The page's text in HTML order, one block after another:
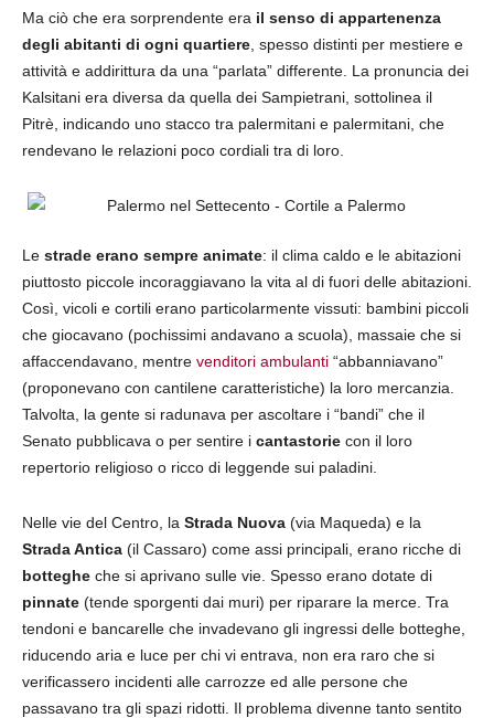
Ma ciò che era sorprendente era il senso di appartenenza
degli abitanti di ogni quartiere , spesso distinti per mestiere e
attività e addirittura da una “parlata” differente. La pronuncia dei
Kalsitani era diversa da quella dei Sampietrani, sottolinea il
Pitrè, indicando uno stacco tra palermitani e palermitani, che
rendevano le relazioni poco cordiali tra di loro.
Le strade erano sempre animate: il clima caldo e le abitazioni
piuttosto piccole incoraggiavano la vita al di fuori delle abitazioni.
Così, vicoli e cortili erano particolarmente vissuti: bambini piccoli
che giocavano (pochissimi andavano a scuola), massaie che si
affaccendavano, mentre venditori ambulanti “abbanniavano”
(proponevano con cantilene caratteristiche) la loro mercanzia.
Talvolta, la gente si radunava per ascoltare i “bandi” che il
Senato pubblicava o per sentire i cantastorie con il loro
repertorio religioso o ricco di leggende sui paladini.
Nelle vie del Centro, la Strada Nuova (via Maqueda) e la
Strada Antica (il Cassaro) come assi principali, erano ricche di
botteghe che si aprivano sulle vie. Spesso erano dotate di
pinnate (tende sporgenti dai muri) per riparare la merce. Tra
tendoni e bancarelle che invadevano gli ingressi delle botteghe,
riducendo aria e luce per chi vi entrava, non era raro che si
verificassero incidenti alle carrozze ed alle persone che
passavano tra gli spazi ridotti. Il problema divenne tanto sentito